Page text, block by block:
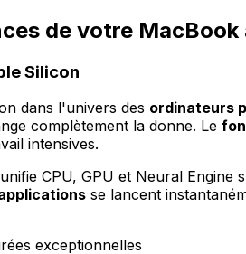
de votre MacBook
Silicon
dans l'univers des ordinateurs
complètement la donne. Le
intensives.
unifie CPU, GPU et Neural Engine
se lancent
exceptionnelles